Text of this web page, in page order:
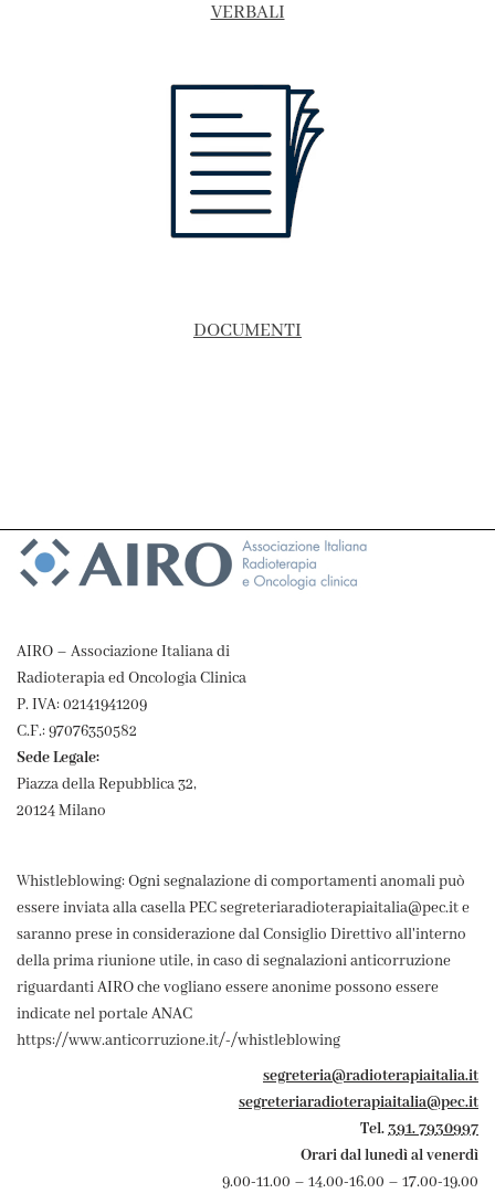
VERBALI
DOCUMENTI
AIRO – Associazione Italiana di
Radioterapia ed Oncologia Clinica
P. IVA: 02141941209
C.F.: 97076350582
Sede Legale:
Piazza della Repubblica 32,
20124 Milano
Whistleblowing: Ogni segnalazione di comportamenti anomali può
essere inviata alla casella PEC segreteriaradioterapiaitalia@pec.it e
saranno prese in considerazione dal Consiglio Direttivo all'interno
della prima riunione utile, in caso di segnalazioni anticorruzione
riguardanti AIRO che vogliano essere anonime possono essere
indicate nel portale ANAC
https://www.anticorruzione.it/-/whistleblowing
segreteria@radioterapiaitalia.it
segreteriaradioterapiaitalia@pec.it
Tel.391. 7930997
Orari dal lunedì al venerdì
9.00-11.00 – 14.00-16.00 – 17.00-19.00